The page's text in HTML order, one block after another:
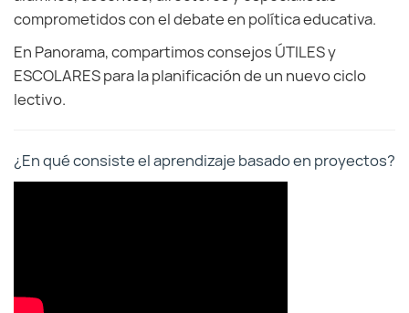
comprometidos con el debate en política educativa.
En Panorama, compartimos consejos ÚTILES y
ESCOLARES para la planificación de un nuevo ciclo
lectivo.
¿En qué consiste el aprendizaje basado en proyectos?